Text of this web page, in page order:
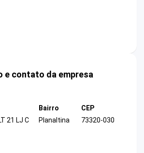
e contato da empresa
21 LJ C
Bairro
Planaltina
CEP
73320-030